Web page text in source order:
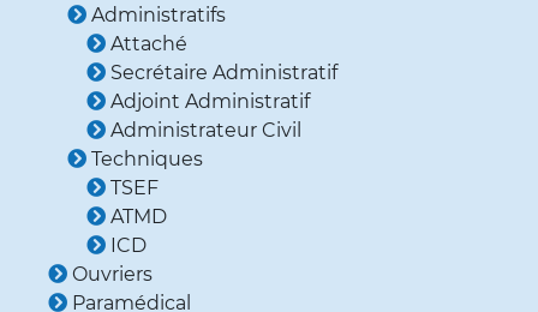
Administratifs
Attaché
Secrétaire Administratif
Adjoint Administratif
Administrateur Civil
Techniques
TSEF
ATMD
ICD
Ouvriers
Paramédical